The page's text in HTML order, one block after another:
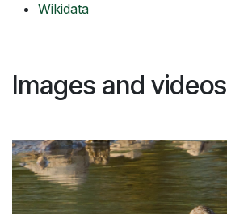
Wikidata
Images and videos